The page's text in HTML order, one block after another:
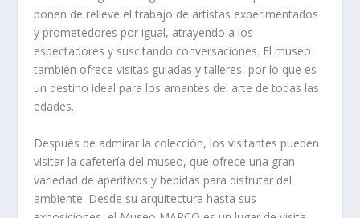
ponen de relieve el trabajo de artistas experimentados
y prometedores por igual, atrayendo a los
espectadores y suscitando conversaciones. El museo
también ofrece visitas guiadas y talleres, por lo que es
un destino ideal para los amantes del arte de todas las
edades.
Después de admirar la colección, los visitantes pueden
visitar la cafetería del museo, que ofrece una gran
variedad de aperitivos y bebidas para disfrutar del
ambiente. Desde su arquitectura hasta sus